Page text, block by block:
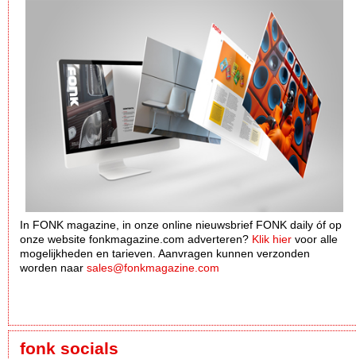
In FONK magazine, in onze online nieuwsbrief FONK daily óf op
onze website fonkmagazine.com adverteren? Klik hier voor alle
mogelijkheden en tarieven. Aanvragen kunnen verzonden
worden naar sales@fonkmagazine.com
fonk socials